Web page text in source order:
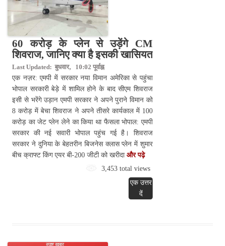
60 करोड़ के प्लेन से उड़ेंगे CM
शिवराज, जानिए क्या है इसकी खासियत
Last Updated: बुधवार, 10:02 पूर्वाह्न
एक नज़र: एमपी में सरकार नया विमान अमेरिका से पहुंचा
भोपाल सरकारी बेड़े में शामिल होने के बाद सीएम शिवराज
इसी से भरेंगे उड़ान एमपी सरकार ने अपने पुराने विमान को
8 करोड़ में बेचा शिवराज ने अपने तीसरे कार्यकाल में 100
करोड़ का जेट प्लेन लेने का किया था फैसला भोपाल: एमपी
सरकार की नई सवारी भोपाल पहुंच गई है। शिवराज
सरकार ने दुनिया के बेहतरीन बिजनेस क्लास प्लेन में शुमार
बीच क्राफ्ट किंग एयर बी-200 जीटी को खरीदा और पढ़े
3,453 total views
एक उत्तर
दें